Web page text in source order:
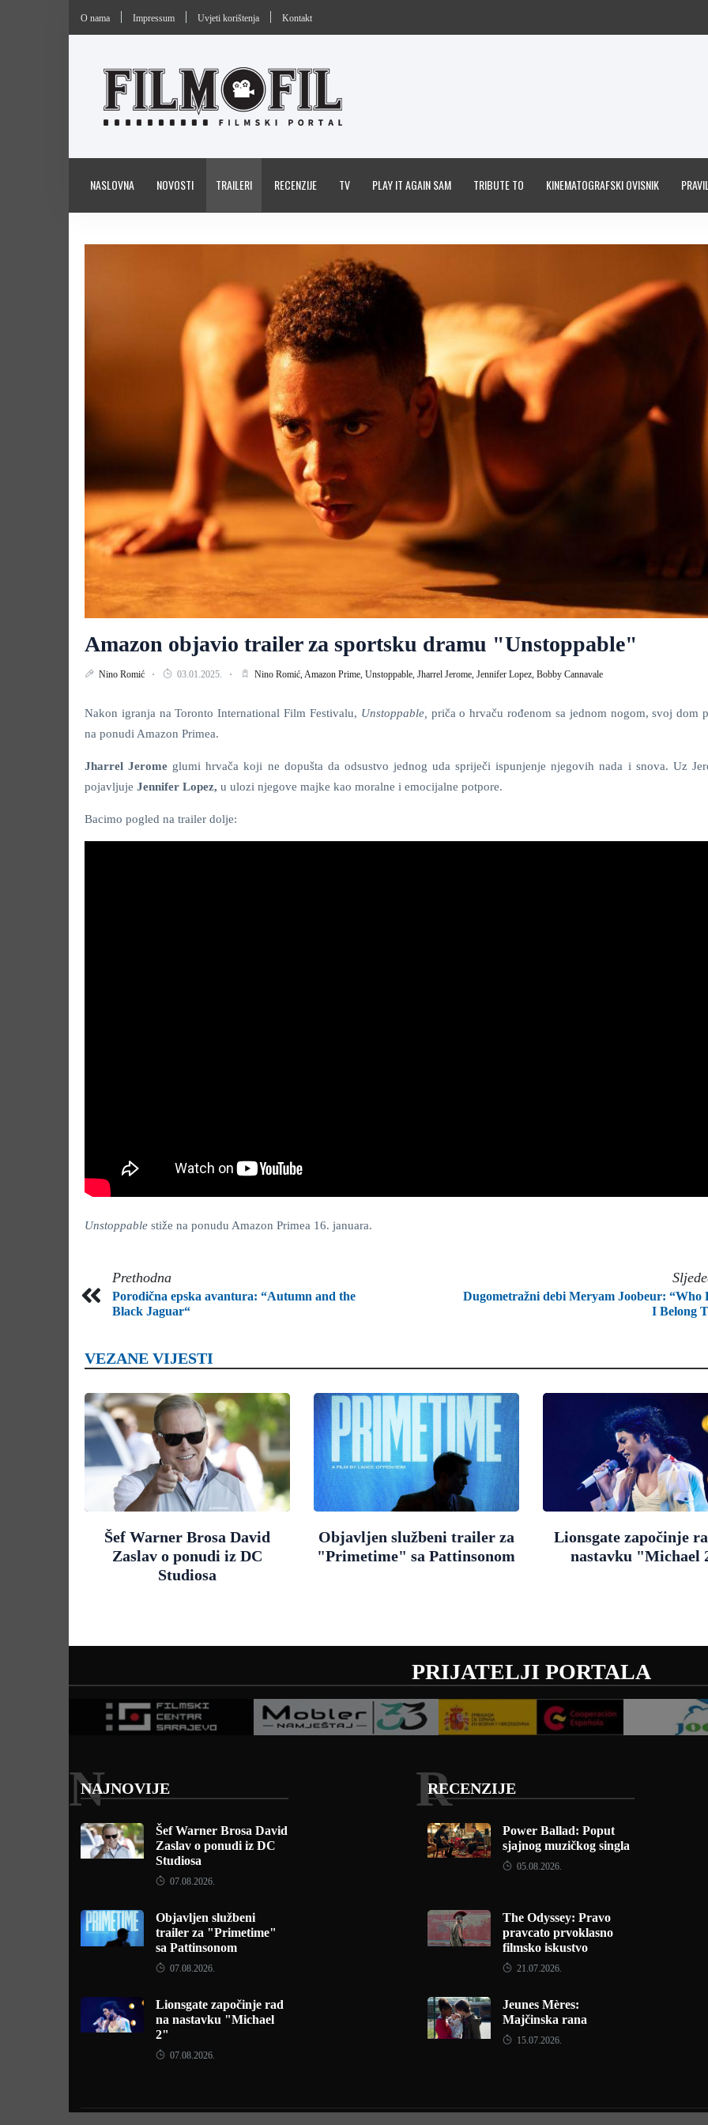
O nama Impressum Uvjeti korištenja Kontakt
NASLOVNA NOVOSTI TRAILERI RECENZIJE TV PLAY IT AGAIN SAM TRIBUTE TO KINEMATOGRAFSKI OVISNIK
Amazon objavio trailer za sportsku dramu "Unstoppable"
Nino Romić 03.01.2025. Nino Romić, Amazon Prime, Unstoppable, Jharrel Jerome, Jennifer Lopez, Bobby Cannavale
Nakon igranja na Toronto International Film Festivalu, Unstoppable, priča o hrvaču rođenom sa jednom nogom, svoj dom
na ponudi Amazon Primea.
Jharrel Jerome glumi hrvača koji ne dopušta da odsustvo jednog uda spriječi ispunjenje njegovih nada i snova. Uz
pojavljuje Jennifer Lopez, u ulozi njegove majke kao moralne i emocijalne potpore.
Bacimo pogled na trailer dolje:
Unstoppable stiže na ponudu Amazon Primea 16. januara.
Prethodna
Porodična epska avantura: “Autumn and the
Black Jaguar“
Dugometražni debi Meryam Joobeur: “Who
I Belong
VEZANE VIJESTI
Šef Warner Brosa David
Zaslav o ponudi iz DC
Studiosa
Objavljen službeni trailer za
"Primetime" sa Pattinsonom
Lionsgate započinje
nastavku "Michael
PRIJATELJI PORTALA
NAJNOVIJE
N
Šef Warner Brosa David
Zaslav o ponudi iz DC
Studiosa
07.08.2026.
Objavljen službeni
trailer za "Primetime"
sa Pattinsonom
07.08.2026.
Lionsgate započinje rad
na nastavku "Michael
2"
07.08.2026.
RECENZIJE
R
Power Ballad: Poput
sjajnog muzičkog singla
05.08.2026.
The Odyssey: Pravo
pravcato prvoklasno
filmsko iskustvo
21.07.2026.
Jeunes Mères:
Majčinska rana
15.07.2026.